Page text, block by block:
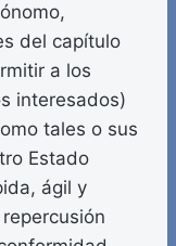
del capítulo
a los
interesados)
tales o sus
Estado
ágil y